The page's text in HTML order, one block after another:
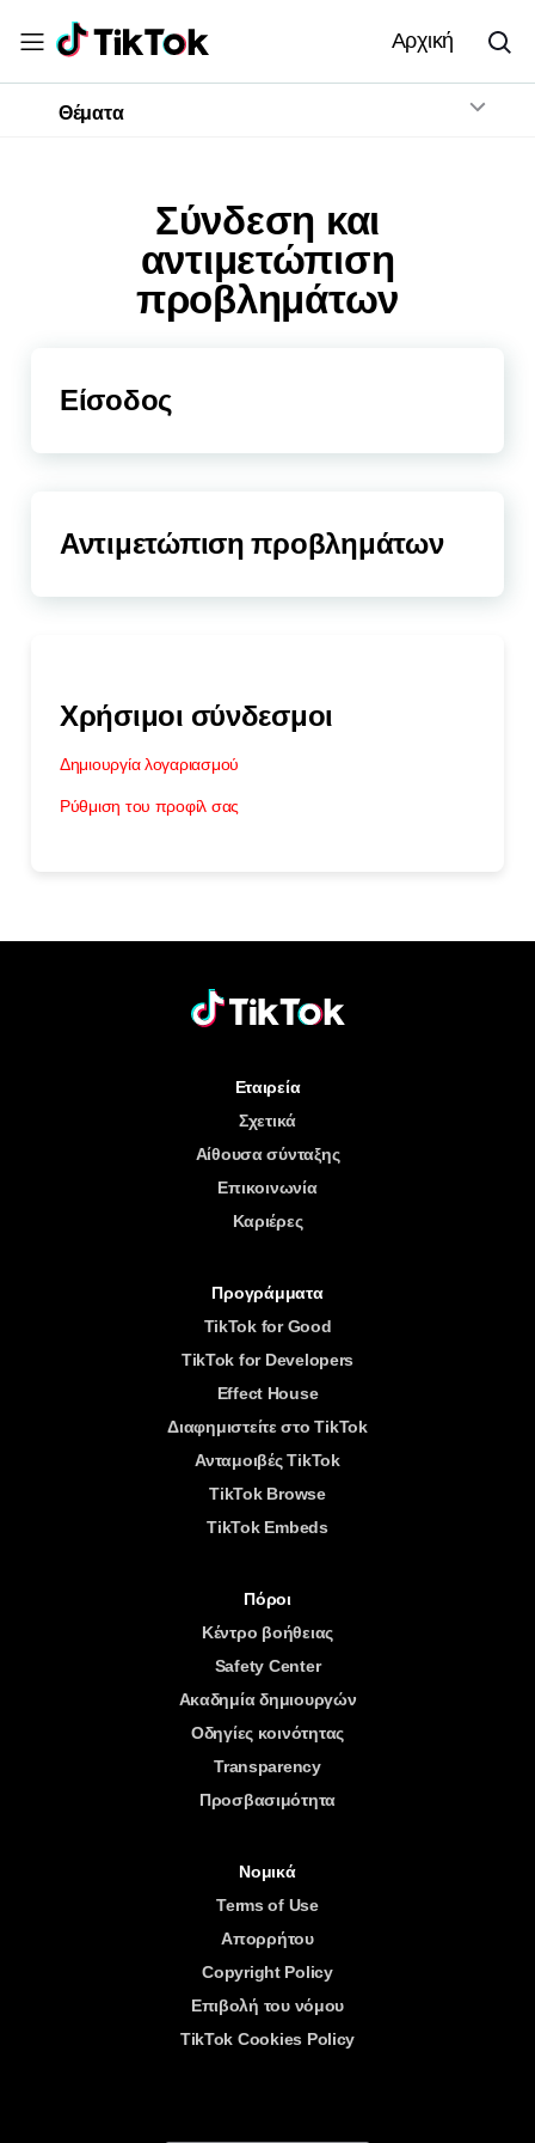
Αρχική
Θέματα
Σύνδεση και
αντιμετώπιση
προβλημάτων
Είσοδος
Αντιμετώπιση προβλημάτων
Χρήσιμοι σύνδεσμοι
Δημιουργία λογαριασμού
Ρύθμιση του προφίλ σας
Εταιρεία
Σχετικά
Αίθουσα σύνταξης
Επικοινωνία
Καριέρες
Προγράμματα
TikTok for Good
TikTok for Developers
Effect House
Διαφημιστείτε στο TikTok
Ανταμοιβές TikTok
TikTok Browse
TikTok Embeds
Πόροι
Κέντρο βοήθειας
Safety Center
Ακαδημία δημιουργών
Οδηγίες κοινότητας
Transparency
Προσβασιμότητα
Νομικά
Terms of Use
Απορρήτου
Copyright Policy
Επιβολή του νόμου
TikTok Cookies Policy